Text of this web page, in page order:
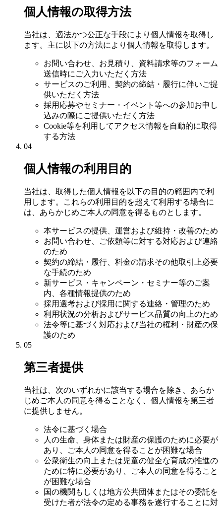
個人情報の取得方法
当社は、適法かつ公正な手段により個人情報を取得し
ます。主に以下の方法により個人情報を取得します。
お問い合わせ、お見積り、資料請求等のフォーム
送信時にご入力いただく方法
サービスのご利用、契約の締結・履行に伴いご提
供いただく方法
採用応募やセミナー・イベント等への参加お申し
込みの際にご提供いただく方法
Cookie等を利用してアクセス情報を自動的に取得
する方法
04
個人情報の利用目的
当社は、取得した個人情報を以下の目的の範囲内で利
用します。これらの利用目的を超えて利用する場合に
は、あらかじめご本人の同意を得るものとします。
本サービスの提供、運営および維持・改善のため
お問い合わせ、ご依頼等に対する対応および連絡
のため
契約の締結・履行、料金の請求その他取引上必要
な手続のため
新サービス・キャンペーン・セミナー等のご案
内、各種情報提供のため
採用選考および採用に関する連絡・管理のため
利用状況の分析およびサービス品質の向上のため
法令等に基づく対応および当社の権利・財産の保
護のため
05
第三者提供
当社は、次のいずれかに該当する場合を除き、あらか
じめご本人の同意を得ることなく、個人情報を第三者
に提供しません。
法令に基づく場合
人の生命、身体または財産の保護のために必要が
あり、ご本人の同意を得ることが困難な場合
公衆衛生の向上または児童の健全な育成の推進の
ために特に必要があり、ご本人の同意を得ること
が困難な場合
国の機関もしくは地方公共団体またはその委託を
受けた者が法令の定める事務を遂行することに対